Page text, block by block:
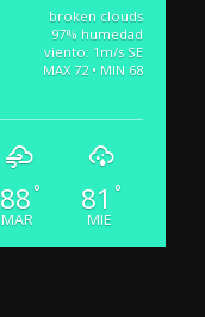
broken clouds
97% humedad
viento: 1m/s SE
MAX 72 • MIN 68
88 °
MAR
81 °
MIE